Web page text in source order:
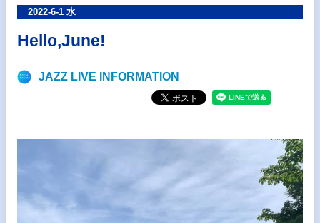
2022-6-1 水
Hello,June!
JAZZ LIVE INFORMATION